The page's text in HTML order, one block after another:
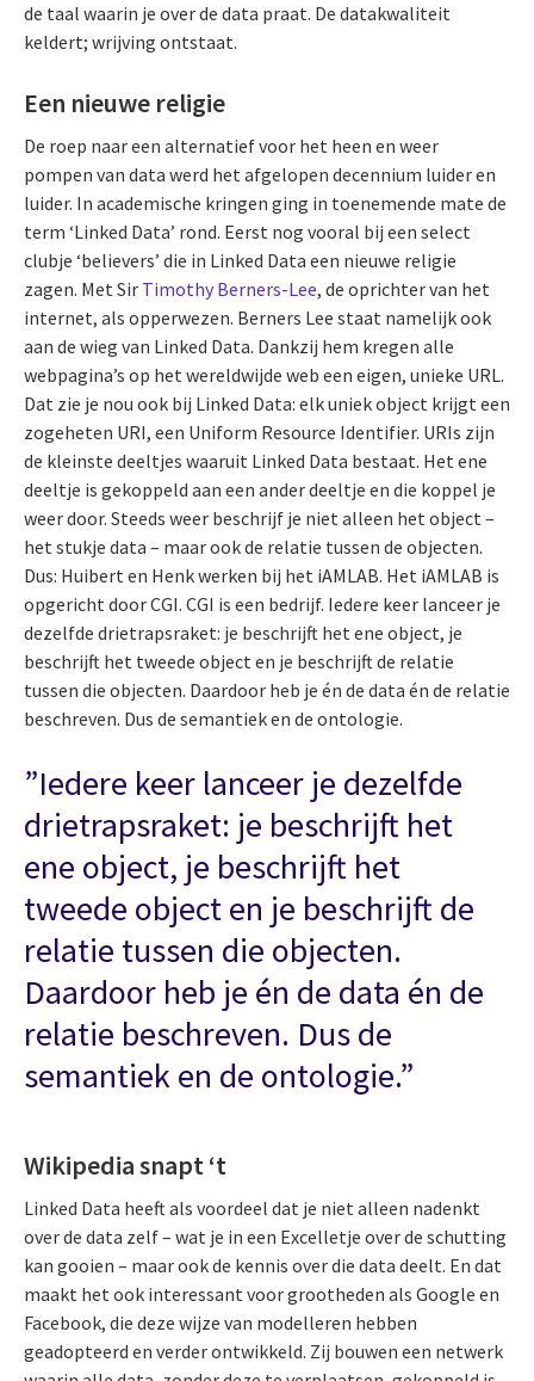
de taal waarin je over de data praat. De datakwaliteit
keldert; wrijving ontstaat.
Een nieuwe religie
De roep naar een alternatief voor het heen en weer
pompen van data werd het afgelopen decennium luider en
luider. In academische kringen ging in toenemende mate de
term ‘Linked Data’ rond. Eerst nog vooral bij een select
clubje ‘believers’ die in Linked Data een nieuwe religie
zagen. Met Sir Timothy Berners-Lee, de oprichter van het
internet, als opperwezen. Berners Lee staat namelijk ook
aan de wieg van Linked Data. Dankzij hem kregen alle
webpagina’s op het wereldwijde web een eigen, unieke URL.
Dat zie je nou ook bij Linked Data: elk uniek object krijgt een
zogeheten URI, een Uniform Resource Identifier. URIs zijn
de kleinste deeltjes waaruit Linked Data bestaat. Het ene
deeltje is gekoppeld aan een ander deeltje en die koppel je
weer door. Steeds weer beschrijf je niet alleen het object –
het stukje data – maar ook de relatie tussen de objecten.
Dus: Huibert en Henk werken bij het iAMLAB. Het iAMLAB is
opgericht door CGI. CGI is een bedrijf. Iedere keer lanceer je
dezelfde drietrapsraket: je beschrijft het ene object, je
beschrijft het tweede object en je beschrijft de relatie
tussen die objecten. Daardoor heb je én de data én de relatie
beschreven. Dus de semantiek en de ontologie.
”Iedere keer lanceer je dezelfde
drietrapsraket: je beschrijft het
ene object, je beschrijft het
tweede object en je beschrijft de
relatie tussen die objecten.
Daardoor heb je én de data én de
relatie beschreven. Dus de
semantiek en de ontologie.”
Wikipedia snapt ‘t
Linked Data heeft als voordeel dat je niet alleen nadenkt
over de data zelf – wat je in een Excelletje over de schutting
kan gooien – maar ook de kennis over die data deelt. En dat
maakt het ook interessant voor grootheden als Google en
Facebook, die deze wijze van modelleren hebben
geadopteerd en verder ontwikkeld. Zij bouwen een netwerk